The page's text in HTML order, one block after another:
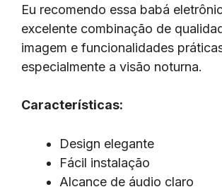
Eu recomendo essa babá
excelente combinação de
imagem e funcionalidades
especialmente a visão noturna.
Características:
Design elegante
Fácil instalação
Alcance de áudio claro